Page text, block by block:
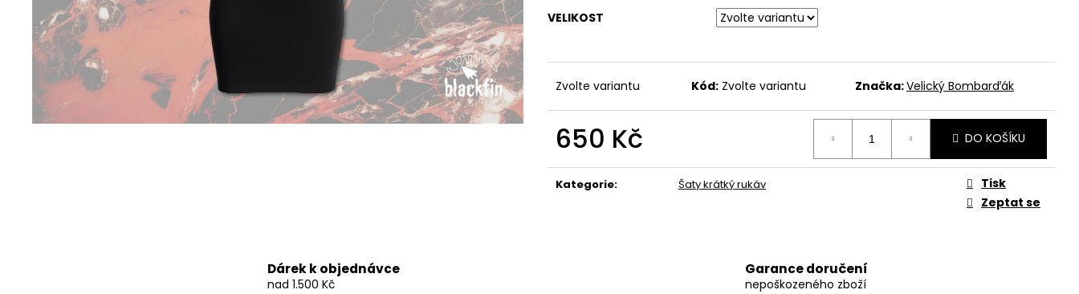
VELIKOST
Zvolte variantu Kód: Zvolte variantu Značka:Velický Bombarďák
650 Kč
cena:
DO KOŠÍKU
Kategorie: Šaty krátký rukáv
Tisk
Zeptat se
Dárek k objednávce
nad 1.500 Kč
Garance doručení
nepoškozeného zboží
490 Kč
490 Kč